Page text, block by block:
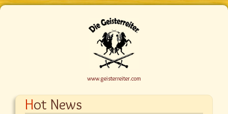
www.geisterreiter.com
Hot News